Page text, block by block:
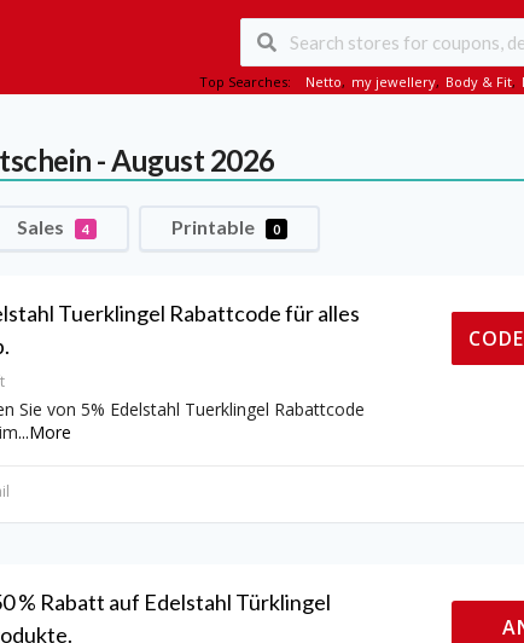
Top Searches: Netto, my jewellery, Body & Fit,
- August 2026
Sales 4 Printable 0
Tuerklingel Rabattcode für alles
Sie von 5% Edelstahl Tuerklingel Rabattcode
...More
% Rabatt auf Edelstahl Türklingel